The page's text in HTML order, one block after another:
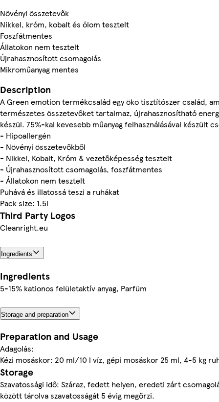
Növényi összetevők
Nikkel, króm, kobalt és ólom tesztelt
Foszfátmentes
Állatokon nem tesztelt
Újrahasznosított csomagolás
Mikroműanyag mentes
Description
A Green emotion termékcsalád egy öko tisztítószer család,
természetes összetevőket tartalmaz, újrahasznosítható
készül. 75%-kal kevesebb műanyag felhasználásával készült
- Hipoallergén
- Növényi összetevőkből
- Nikkel, Kobalt, Króm & vezetőképesség tesztelt
- Újrahasznosított csomagolás, foszfátmentes
- Állatokon nem tesztelt
Puhává és illatossá teszi a ruhákat
Pack size: 1.5l
Third Party Logos
Cleanright.eu
Ingredients
Ingredients
5-15% kationos felületaktív anyag, Parfüm
Storage and preparation
Preparation and Usage
Adagolás:
Kézi mosáskor: 20 ml/10 l víz, gépi mosáskor 25 ml, 4-5 kg
Storage
Szavatossági idő: Száraz, fedett helyen, eredeti zárt
között tárolva szavatosságát 5 évig megőrzi.